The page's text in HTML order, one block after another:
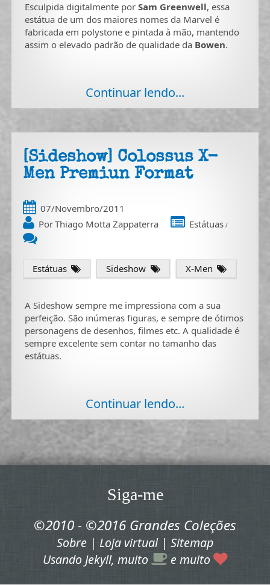
Esculpida digitalmente porSam Greenwell, essa
estátua de um dos maiores nomes da Marvel é
fabricada em polystone e pintada à mão, mantendo
assim o elevado padrão de qualidade da Bowen.
Continuar lendo...
[Sideshow] Colossus X-
Men Premiun Format
07/Novembro/2011
PorThiago Motta Zappaterra Estátuas/
Estátuas Sideshow X-Men
A Sideshow sempre me impressiona com a sua
perfeição. São inúmeras figuras, e sempre de ótimos
personagens de desenhos, filmes etc. A qualidade é
sempre excelente sem contar no tamanho das
estátuas.
Continuar lendo...
Siga-me
©2010 - ©2016 Grandes Coleções
Sobre | Loja virtual| Sitemap
Usando Jekyll, muito e muito